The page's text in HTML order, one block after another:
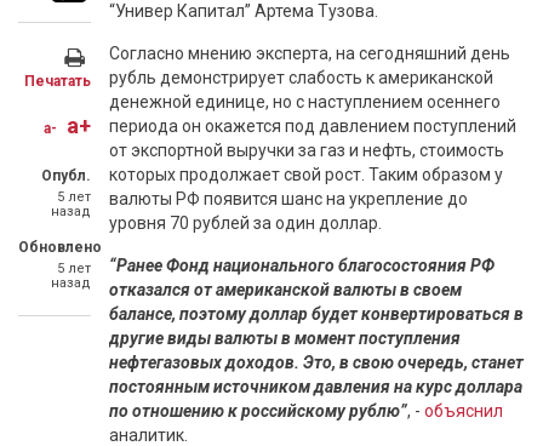
Печатать
a- a+
Опубл.
5 лет
назад
Обновлено
5 лет
назад
“Универ Капитал” Артема Тузова.
Согласно мнению эксперта, на сегодняшний день
рубль демонстрирует слабость к американской
денежной единице, но с наступлением осеннего
периода он окажется под давлением поступлений
от экспортной выручки за газ и нефть, стоимость
которых продолжает свой рост. Таким образом у
валюты РФ появится шанс на укрепление до
уровня 70 рублей за один доллар.
“Ранее Фонд национального благосостояния РФ
отказался от американской валюты в своем
балансе, поэтому доллар будет конвертироваться в
другие виды валюты в момент поступления
нефтегазовых доходов. Это, в свою очередь, станет
постоянным источником давления на курс доллара
по отношению к российскому рублю”, - объяснил
аналитик.